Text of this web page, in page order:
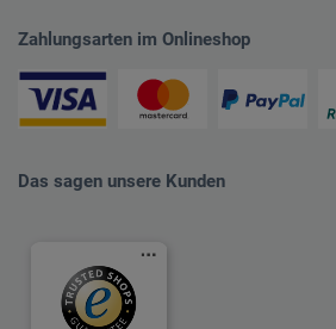
Zahlungsarten im Onlineshop
Das sagen unsere Kunden